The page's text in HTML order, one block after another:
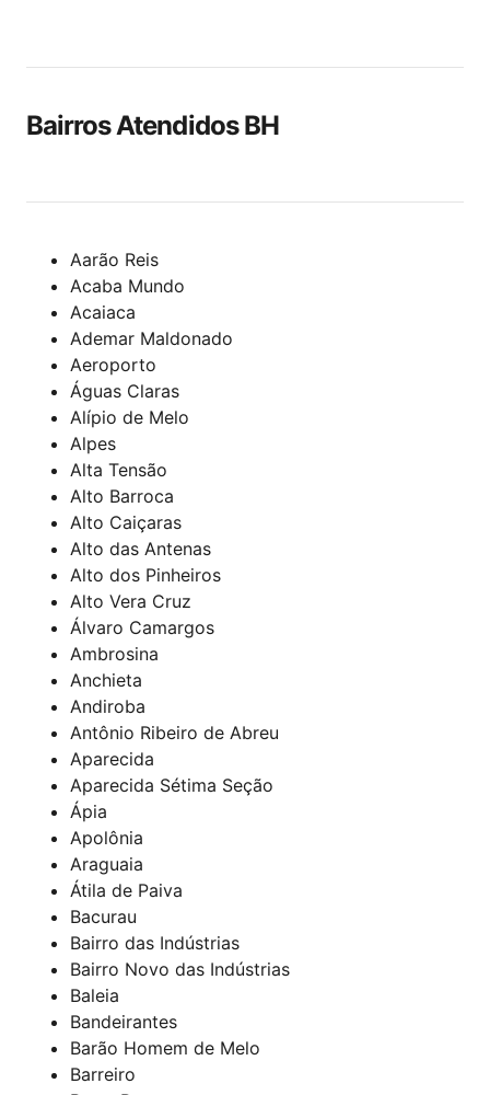
Bairros Atendidos BH
Aarão Reis
Acaba Mundo
Acaiaca
Ademar Maldonado
Aeroporto
Águas Claras
Alípio de Melo
Alpes
Alta Tensão
Alto Barroca
Alto Caiçaras
Alto das Antenas
Alto dos Pinheiros
Alto Vera Cruz
Álvaro Camargos
Ambrosina
Anchieta
Andiroba
Antônio Ribeiro de Abreu
Aparecida
Aparecida Sétima Seção
Ápia
Apolônia
Araguaia
Átila de Paiva
Bacurau
Bairro das Indústrias
Bairro Novo das Indústrias
Baleia
Bandeirantes
Barão Homem de Melo
Barreiro